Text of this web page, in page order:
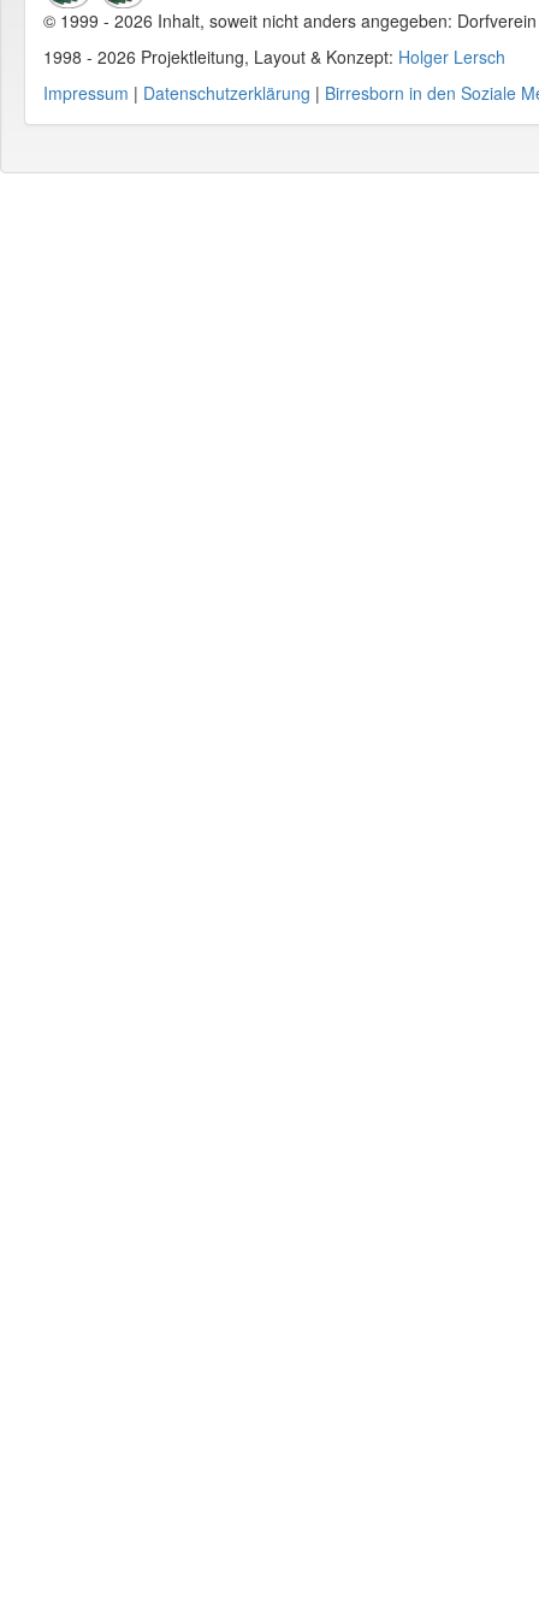
© 1999 - 2026 Inhalt, soweit nicht anders angegeben:
1998 - 2026 Projektleitung, Layout & Konzept: Holger Lersch
Impressum | Datenschutzerklärung | Birresborn in den Soziale